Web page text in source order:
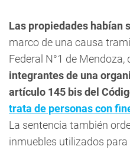
Las propiedades habían
marco de una causa
Federal N°1 de Mendoza,
integrantes de una
artículo 145 bis del
trata de personas con
La sentencia también
inmuebles utilizados para